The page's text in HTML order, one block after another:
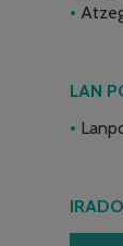
LAN